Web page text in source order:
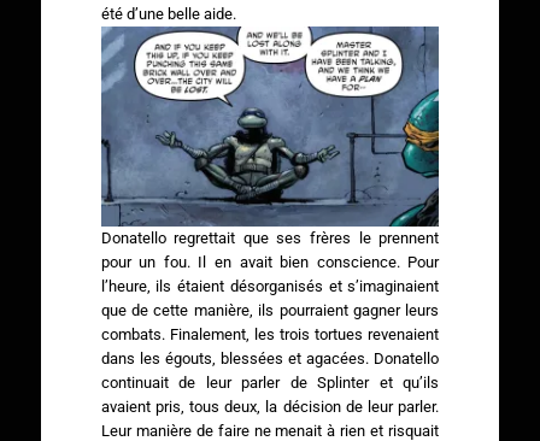
été d’une belle aide.
Donatello regrettait que ses frères le prennent
pour un fou. Il en avait bien conscience. Pour
l’heure, ils étaient désorganisés et s’imaginaient
que de cette manière, ils pourraient gagner leurs
combats. Finalement, les trois tortues revenaient
dans les égouts, blessées et agacées. Donatello
continuait de leur parler de Splinter et qu’ils
avaient pris, tous deux, la décision de leur parler.
Leur manière de faire ne menait à rien et risquait